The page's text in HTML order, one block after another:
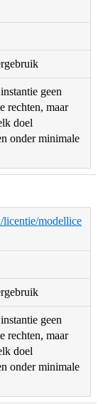
geen
rechten, maar
doel
onder minimale
licentie/modellice
geen
rechten, maar
doel
onder minimale